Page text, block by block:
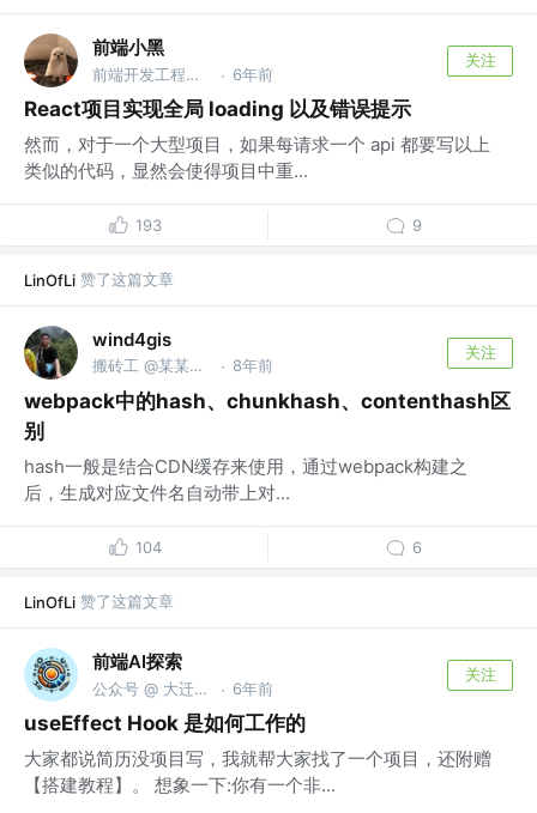
前端小黑
前端开发工程师 @DJI · 6年前
关注
React项目实现全局 loading 以及错误提示
然而，对于一个大型项目，如果每请求一个 api 都要写以上
类似的代码，显然会使得项目中重...
193 9
LinOfLi 赞了这篇文章
wind4gis
搬砖工 @某某公司 · 8年前
关注
webpack中的hash、chunkhash、contenthash区
别
hash一般是结合CDN缓存来使用，通过webpack构建之
后，生成对应文件名自动带上对...
104 6
LinOfLi 赞了这篇文章
前端AI探索
公众号 @ 大迁世界 · 6年前
关注
useEffect Hook 是如何工作的
大家都说简历没项目写，我就帮大家找了一个项目，还附赠
【搭建教程】。 想象一下:你有一个非...